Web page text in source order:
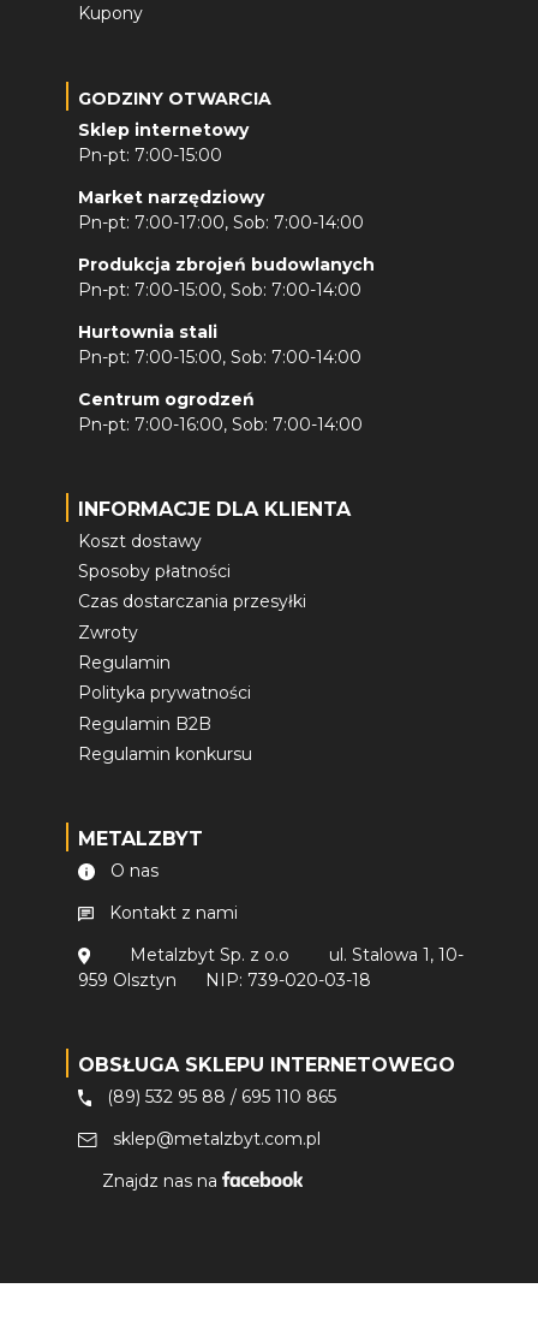
Kupony
GODZINY OTWARCIA
Sklep internetowy
Pn-pt: 7:00-15:00
Market narzędziowy
Pn-pt: 7:00-17:00, Sob: 7:00-14:00
Produkcja zbrojeń budowlanych
Pn-pt: 7:00-15:00, Sob: 7:00-14:00
Hurtownia stali
Pn-pt: 7:00-15:00, Sob: 7:00-14:00
Centrum ogrodzeń
Pn-pt: 7:00-16:00, Sob: 7:00-14:00
INFORMACJE DLA KLIENTA
Koszt dostawy
Sposoby płatności
Czas dostarczania przesyłki
Zwroty
Regulamin
Polityka prywatności
Regulamin B2B
Regulamin konkursu
METALZBYT
O nas
Kontakt z nami
Metalzbyt Sp. z o.o
ul. Stalowa 1, 10-
959 Olsztyn
NIP: 739-020-03-18
OBSŁUGA SKLEPU INTERNETOWEGO
(89) 532 95 88 / 695 110 865
sklep@metalzbyt.com.pl
Znajdz nas na